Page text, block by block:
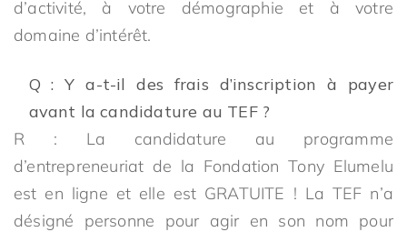
d’activité, à votre démographie et à votre
domaine d’intérêt.
Q : Y a-t-il des frais d’inscription à payer
avant la candidature au TEF ?
R : La candidature au programme
d’entrepreneuriat de la Fondation Tony Elumelu
est en ligne et elle est GRATUITE ! La TEF n’a
désigné personne pour agir en son nom pour